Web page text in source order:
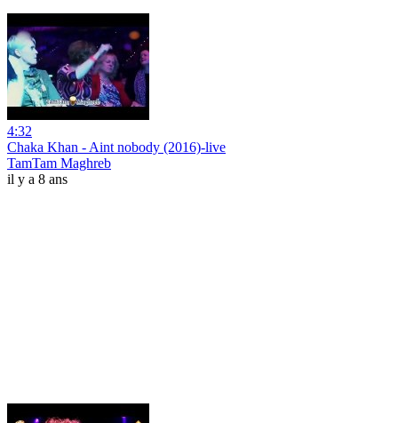
4:32
Chaka Khan - Aint nobody (2016)-live
TamTam Maghreb
il y a 8 ans